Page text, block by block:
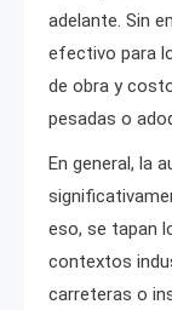
adelante. Sin
efectivo para
de obra y
pesadas o
En general, la
eso, se tapan
contextos
carreteras o